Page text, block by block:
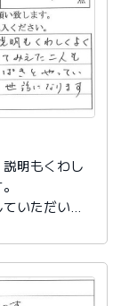
明もくわし
いただいた
しくお願い